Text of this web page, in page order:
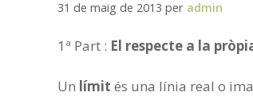
31 de maig de 2013 per admin
1ª Part : El respecte a la
Un límit és una línia real o